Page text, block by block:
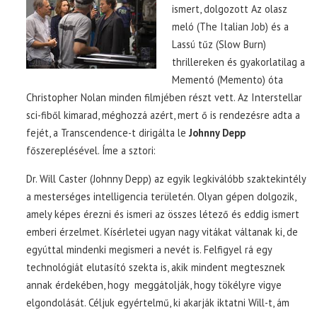
ismert, dolgozott Az olasz
meló (The Italian Job) és a
Lassú tűz (Slow Burn)
thrillereken és gyakorlatilag a
Mementó (Memento) óta
Christopher Nolan minden filmjében részt vett. Az Interstellar
sci-fiből kimarad, méghozzá azért, mert ő is rendezésre adta a
fejét, a Transcendence-t dirigálta leJohnny Depp
főszereplésével. Íme a sztori:
Dr. Will Caster (Johnny Depp) az egyik legkiválóbb szaktekintély
a mesterséges intelligencia területén. Olyan gépen dolgozik,
amely képes érezni és ismeri az összes létező és eddig ismert
emberi érzelmet. Kísérletei ugyan nagy vitákat váltanak ki, de
egyúttal mindenki megismeri a nevét is. Felfigyel rá egy
technológiát elutasító szekta is, akik mindent megtesznek
annak érdekében, hogy meggátolják, hogy tökélyre vigye
elgondolását. Céljuk egyértelmű, ki akarják iktatni Will-t, ám